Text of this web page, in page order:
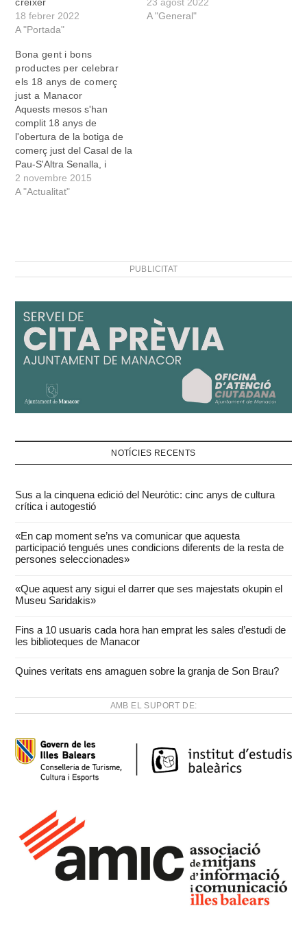
18 febrer 2022
A "Portada"
A "General"
Bona gent i bons
productes per celebrar
els 18 anys de comerç
just a Manacor
Aquests mesos s'han
complit 18 anys de
l'obertura de la botiga de
comerç just del Casal de la
Pau-S'Altra Senalla, i
l'associació ho va celebrar
amb un sopar el passat
més de…
2 novembre 2015
A "Actualitat"
PUBLICITAT
NOTÍCIES RECENTS
Sus a la cinquena edició del Neuròtic: cinc anys de cultura
crítica i autogestió
«En cap moment se’ns va comunicar que aquesta
participació tengués unes condicions diferents de la resta de
persones seleccionades»
«Que aquest any sigui el darrer que ses majestats okupin el
Museu Saridakis»
Fins a 10 usuaris cada hora han emprat les sales d’estudi de
les biblioteques de Manacor
Quines veritats ens amaguen sobre la granja de Son Brau?
AMB EL SUPORT DE: